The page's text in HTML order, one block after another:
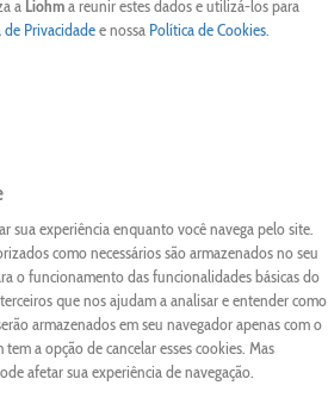
a Liohma reunir estes dados e utilizá-los para
de Privacidadee nossa Política de Cookies.
sua experiência enquanto você navega pelo site.
como necessários são armazenados no seu
o funcionamento das funcionalidades básicas do
que nos ajudam a analisar e entender como
armazenados em seu navegador apenas com o
a opção de cancelar esses cookies. Mas
afetar sua experiência de navegação.